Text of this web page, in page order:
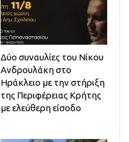
Δύο συναυλίες του Νίκου
Ανδρουλάκη στο
Ηράκλειο με την στήριξη
της Περιφέρειας Κρήτης
με ελεύθερη είσοδο